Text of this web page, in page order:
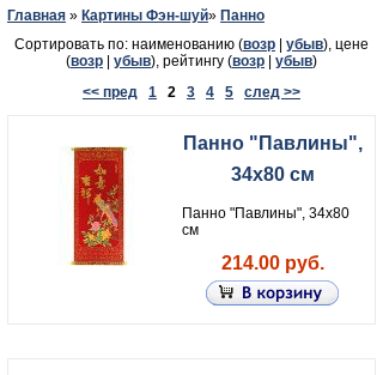
Главная » Картины Фэн-шуй» Панно
Сортировать по: наименованию (возр убыв), цене
(возр убыв), рейтингу (возр убыв)
<< пред
1 2 3 4 5 след >>
Панно "Павлины",
34х80 см
Панно "Павлины", 34х80
см
214.00 руб.